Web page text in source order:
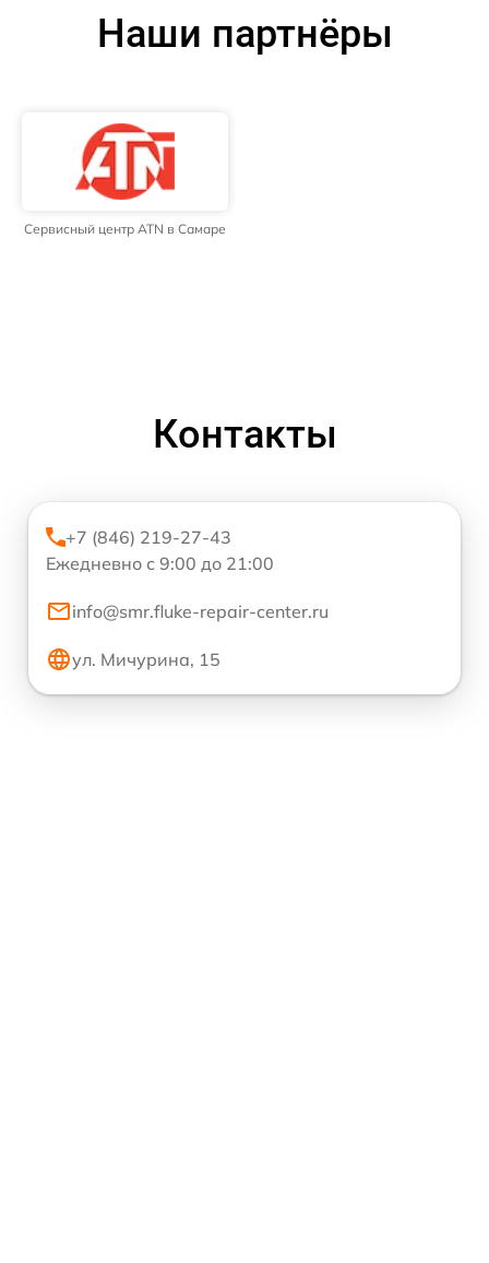
Наши партнёры
Сервисный центр ATN в Самаре
Контакты
+7 (846) 219-27-43
Ежедневно с 9:00 до 21:00
info@smr.fluke-repair-center.ru
ул. Мичурина, 15